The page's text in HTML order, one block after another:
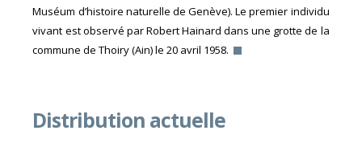
Muséum d’histoire naturelle de Genève). Le premier individu
vivant est observé par Robert Hainard dans une grotte de la
commune de Thoiry (Ain) le 20 avril 1958.
Distribution actuelle